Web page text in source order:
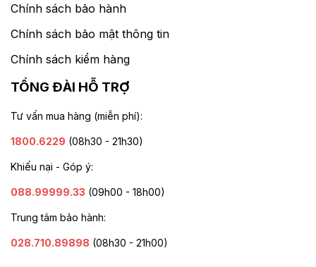
Chính sách bảo hành
Chính sách bảo mật thông tin
Chính sách kiểm hàng
TỔNG ĐÀI HỖ TRỢ
Tư vấn mua hàng (miễn phí):
1800.6229 (08h30 - 21h30)
Khiếu nại - Góp ý:
088.99999.33 (09h00 - 18h00)
Trung tâm bảo hành:
028.710.89898 (08h30 - 21h00)